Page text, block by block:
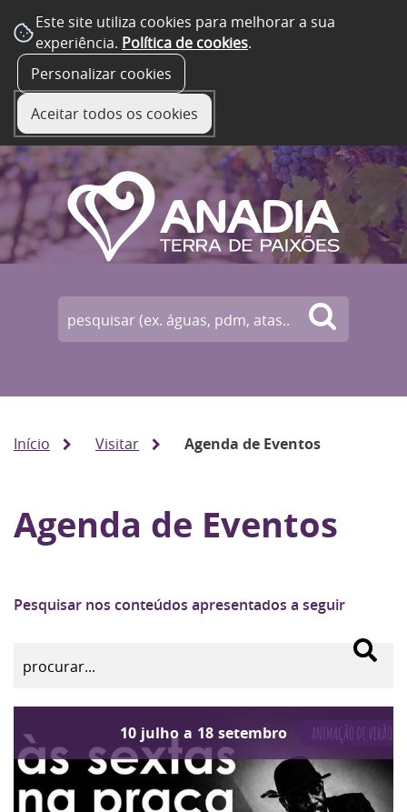
Este site utiliza cookies para melhorar a sua
experiência. Política de cookies.
Personalizar cookies
Aceitar todos os cookies
Início Visitar Agenda de Eventos
Agenda de Eventos
Pesquisar nos conteúdos apresentados a seguir
10 julho a 18 setembro